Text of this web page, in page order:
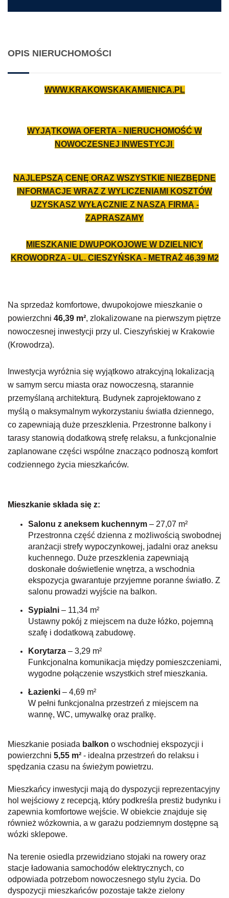
OPIS NIERUCHOMOŚCI
WWW.KRAKOWSKAKAMIENICA.PL
WYJĄTKOWA OFERTA - NIERUCHOMOŚĆ W
NOWOCZESNEJ INWESTYCJI
NAJLEPSZĄ CENĘ ORAZ WSZYSTKIE NIEZBĘDNE
INFORMACJE WRAZ Z WYLICZENIAMI KOSZTÓW
UZYSKASZ WYŁĄCZNIE Z NASZĄ FIRMĄ -
ZAPRASZAMY
MIESZKANIE DWUPOKOJOWE W DZIELNICY
KROWODRZA - UL. CIESZYŃSKA - METRAŻ46,39 M2
Na sprzedaż komfortowe, dwupokojowe mieszkanie o
powierzchni 46,39 m², zlokalizowane na pierwszym piętrze
nowoczesnej inwestycji przy ul. Cieszyńskiej w Krakowie
(Krowodrza).
Inwestycja wyróżnia się wyjątkowo atrakcyjną lokalizacją
w samym sercu miasta oraz nowoczesną, starannie
przemyślaną architekturą. Budynek zaprojektowano z
myślą o maksymalnym wykorzystaniu światła dziennego,
co zapewniają duże przeszklenia. Przestronne balkony i
tarasy stanowią dodatkową strefę relaksu, a funkcjonalnie
zaplanowane części wspólne znacząco podnoszą komfort
codziennego życia mieszkańców.
Mieszkanie składa się z:
Salonu z aneksem kuchennym – 27,07 m²
Przestronna część dzienna z możliwością swobodnej
aranżacji strefy wypoczynkowej, jadalni oraz aneksu
kuchennego. Duże przeszklenia zapewniają
doskonałe doświetlenie wnętrza, a wschodnia
ekspozycja gwarantuje przyjemne poranne światło. Z
salonu prowadzi wyjście na balkon.
Sypialni – 11,34 m²
Ustawny pokój z miejscem na duże łóżko, pojemną
szafę i dodatkową zabudowę.
Korytarza – 3,29 m²
Funkcjonalna komunikacja między pomieszczeniami,
wygodne połączenie wszystkich stref mieszkania.
Łazienki – 4,69 m²
W pełni funkcjonalna przestrzeń z miejscem na
wannę, WC, umywalkę oraz pralkę.
Mieszkanie posiada balkon o wschodniej ekspozycji i
powierzchni 5,55 m² - idealna przestrzeń do relaksu i
spędzania czasu na świeżym powietrzu.
Mieszkańcy inwestycji mają do dyspozycji reprezentacyjny
hol wejściowy z recepcją, który podkreśla prestiż budynku i
zapewnia komfortowe wejście. W obiekcie znajduje się
również wózkownia, a w garażu podziemnym dostępne są
wózki sklepowe.
Na terenie osiedla przewidziano stojaki na rowery oraz
stacje ładowania samochodów elektrycznych, co
odpowiada potrzebom nowoczesnego stylu życia. Do
dyspozycji mieszkańców pozostaje także zielony